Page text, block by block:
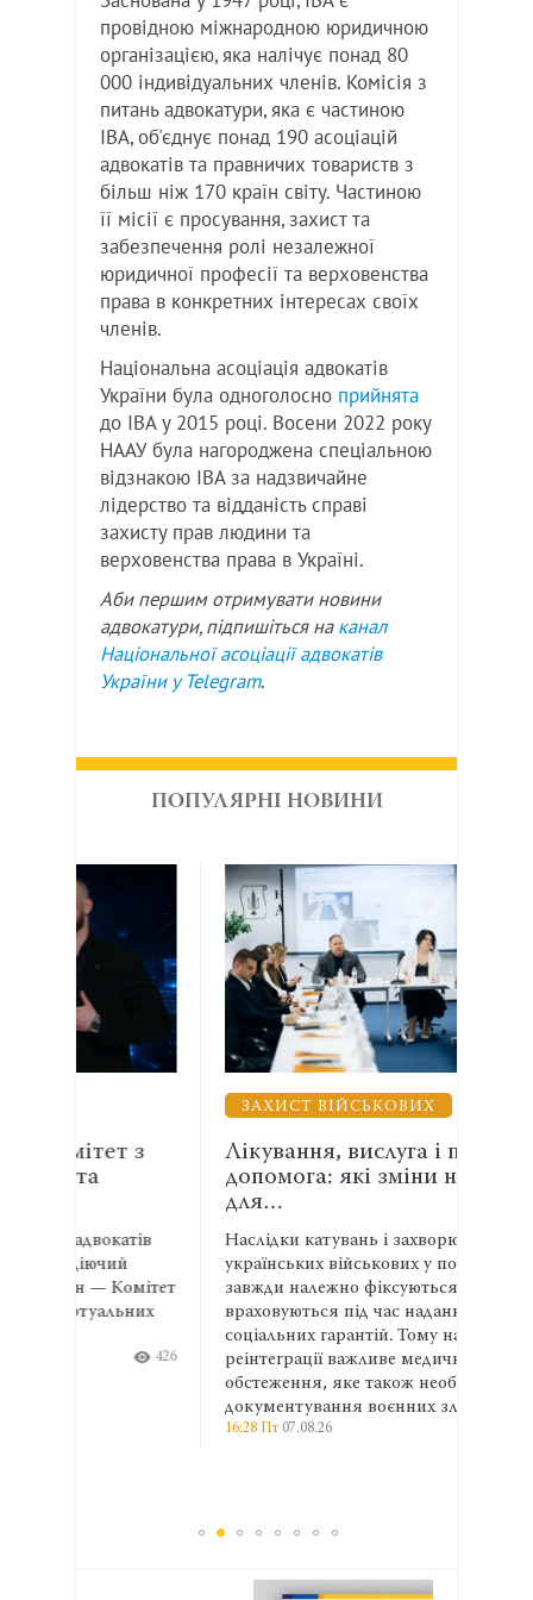
провідною міжнародною юридичною
організацією, яка налічує понад 80
000 індивідуальних членів. Комісія з
питань адвокатури, яка є частиною
IBA, об'єднує понад 190 асоціацій
адвокатів та правничих товариств з
більш ніж 170 країн світу. Частиною
її місії є просування, захист та
забезпечення ролі незалежної
юридичної професії та верховенства
права в конкретних інтересах своїх
членів.
Національна асоціація адвокатів
України була одноголосно прийнята
до IBA у 2015 році. Восени 2022 року
НААУ була нагороджена спеціальною
відзнакою IBA за надзвичайне
лідерство та відданість справі
захисту прав людини та
верховенства права в Україні.
Аби першим отримувати новини
адвокатури, підпишіться на канал
Національної асоціації адвокатів
України у Telegram.
ПОПУЛЯРНІ НОВИНИ
ЗАХИСТ ВІЙСЬКОВИХ
Лікування, вислуга і правнича
допомога: які зміни необхідні
Наслідки катувань і захворювання
українських військових у полоні не
завжди належно фіксуються та
враховуються під час надання
соціальних гарантій. Тому на етапі
реінтеграції важливе медичне
обстеження, яке також необхідне для
документування воєнних злочинів.